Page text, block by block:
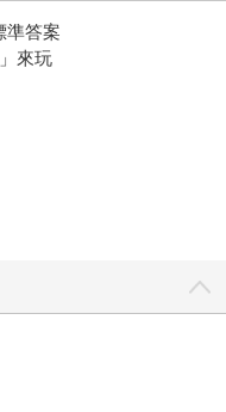
準答案
來玩